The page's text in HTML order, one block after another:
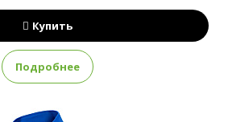
Купить
Подробнее